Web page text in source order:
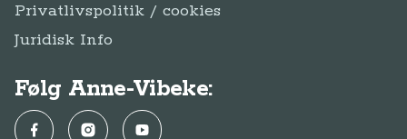
Privatlivspolitik / cookies
Juridisk Info
Følg Anne-Vibeke:
FacebookInstagramYouTube